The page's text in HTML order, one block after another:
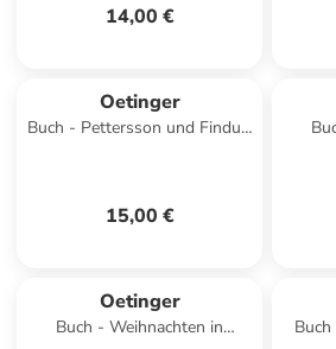
14,00 €
Oetinger
Buch - Pettersson und Findus.
15,00 €
Oetinger
Buch - Weihnachten in